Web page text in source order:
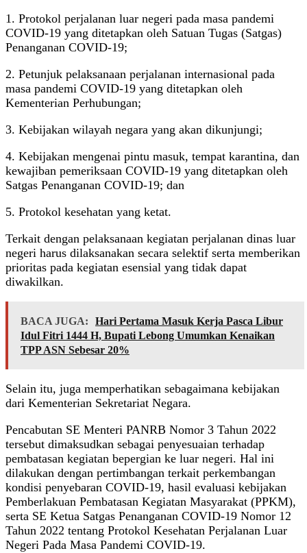
1. Protokol perjalanan luar negeri pada masa pandemi
COVID-19 yang ditetapkan oleh Satuan Tugas (Satgas)
Penanganan COVID-19;
2. Petunjuk pelaksanaan perjalanan internasional pada
masa pandemi COVID-19 yang ditetapkan oleh
Kementerian Perhubungan;
3. Kebijakan wilayah negara yang akan dikunjungi;
4. Kebijakan mengenai pintu masuk, tempat karantina, dan
kewajiban pemeriksaan COVID-19 yang ditetapkan oleh
Satgas Penanganan COVID-19; dan
5. Protokol kesehatan yang ketat.
Terkait dengan pelaksanaan kegiatan perjalanan dinas luar
negeri harus dilaksanakan secara selektif serta memberikan
prioritas pada kegiatan esensial yang tidak dapat
diwakilkan.
BACA JUGA:
Hari Pertama Masuk Kerja Pasca Libur
Idul Fitri 1444 H, Bupati Lebong Umumkan Kenaikan
TPP ASN Sebesar 20%
Selain itu, juga memperhatikan sebagaimana kebijakan
dari Kementerian Sekretariat Negara.
Pencabutan SE Menteri PANRB Nomor 3 Tahun 2022
tersebut dimaksudkan sebagai penyesuaian terhadap
pembatasan kegiatan bepergian ke luar negeri. Hal ini
dilakukan dengan pertimbangan terkait perkembangan
kondisi penyebaran COVID-19, hasil evaluasi kebijakan
Pemberlakuan Pembatasan Kegiatan Masyarakat (PPKM),
serta SE Ketua Satgas Penanganan COVID-19 Nomor 12
Tahun 2022 tentang Protokol Kesehatan Perjalanan Luar
Negeri Pada Masa Pandemi COVID-19.